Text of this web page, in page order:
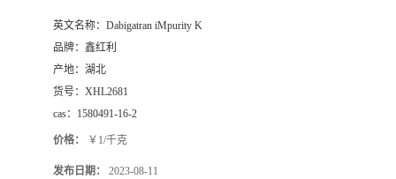
英文名称： Dabigatran iMpurity K
品牌： 鑫红利
产地： 湖北
货号： XHL2681
cas： 1580491-16-2
价格： ￥1/千克
发布日期： 2023-08-11